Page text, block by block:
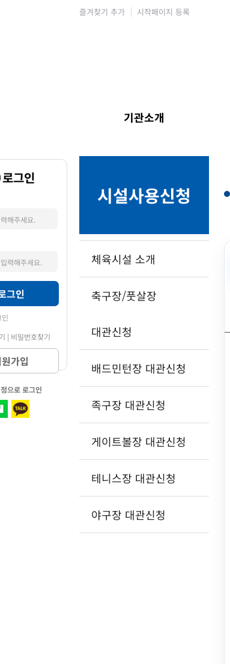
즐겨찾기 추가 시작페이지 등록
기관소개
시설사용신청
체육시설 소개
축구장/풋살장
대관신청
배드민턴장 대관신청
족구장 대관신청
게이트볼장 대관신청
테니스장 대관신청
야구장 대관신청
로그인
그인
| 비밀번호찾기
가입
으로 로그인